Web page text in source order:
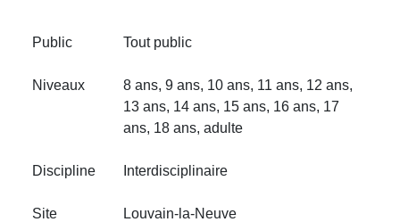
Public Tout public
Niveaux
8 ans, 9 ans, 10 ans, 11 ans, 12 ans,
13 ans, 14 ans, 15 ans, 16 ans, 17
ans, 18 ans, adulte
Discipline Interdisciplinaire
Site Louvain‑la‑Neuve